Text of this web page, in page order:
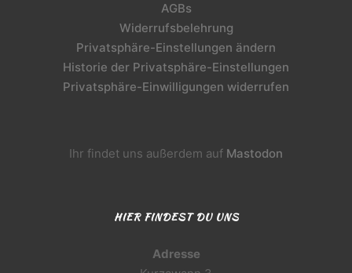
AGBs
Widerrufsbelehrung
Privatsphäre-Einstellungen ändern
Historie der Privatsphäre-Einstellungen
Privatsphäre-Einwilligungen widerrufen
Ihr findet uns außerdem auf Mastodon
HIER FINDEST DU UNS
Adresse